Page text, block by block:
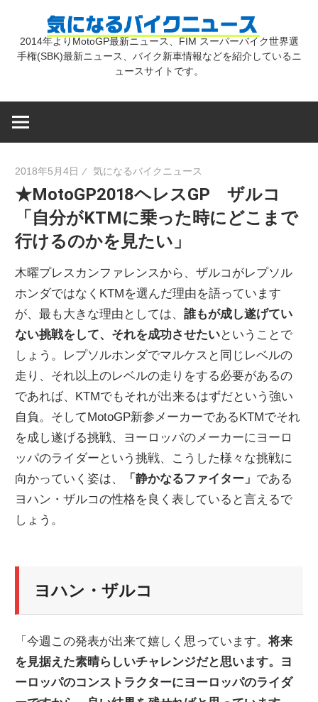
気
バ
ク
ニ
ュ
ー
ス
2014年よりMotoGP最新ニュース、FIM スーパーバイク世界選
手権(SBK)最新ニュース、バイク新車情報などを紹介しているニ
ュースサイトです。
2018年5月4日 気になるバイクニュース
★MotoGP2018ヘレスGP ザルコ
「自分がKTMに乗った時にどこまで
行けるのかを見たい」
木曜プレスカンファレンスから、ザルコがレプソル
ホンダではなくKTMを選んだ理由を語っています
が、最も大きな理由としては、誰もが成し遂げてい
ない挑戦をして、それを成功させたいということで
しょう。レプソルホンダでマルケスと同じレベルの
走り、それ以上のレベルの走りをする必要があるの
であれば、KTMでもそれが出来るはずだという強い
自負。そしてMotoGP新参メーカーであるKTMでそれ
を成し遂げる挑戦、ヨーロッパのメーカーにヨーロ
ッパのライダーという挑戦、こうした様々な挑戦に
向かっていく姿は、
「静かなるファイター」 である
ヨハン・ザルコの性格を良く表していると言えるで
しょう。
ヨハン・ザルコ
「今週この発表が出来て嬉しく思っています。将来
を見据えた素晴らしいチャレンジだと思います。ヨ
ーロッパのコンストラクターにヨーロッパのライダ